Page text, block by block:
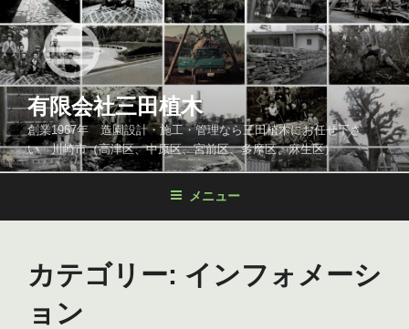
コ
ン
テ
ン
ツ
へ
ス
キ
有限会社三田植木
創業1967年 造園設計・施工・管理なら三田植木にお任せ下さ
い 川崎市（高津区、中原区、宮前区、多摩区、麻生区）
メニュー
カテゴリー: インフォメーシ
ョン